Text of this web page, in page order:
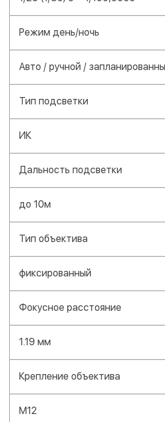
Режим день/ночь
Авто / ручной /
Тип подсветки
ИК
Дальность подсветки
до 10м
Тип объектива
фиксированный
Фокусное расстояние
1.19 мм
Крепление объектива
M12